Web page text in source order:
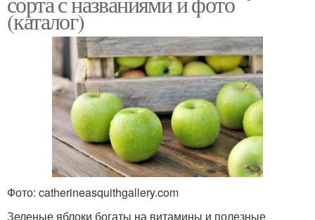
(каталог)
Фото: catherineasquithgallery.com
Зеленые яблоки богаты на витамины и полезные